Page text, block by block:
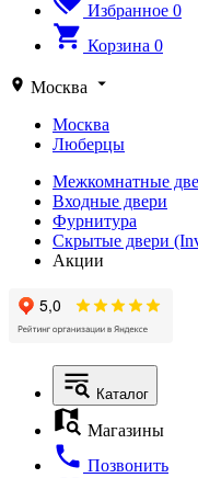
Избранное 0
Корзина 0
Москва
Москва
Люберцы
Межкомнатные
Входные двери
Фурнитура
Скрытые двери
Акции
Каталог
Магазины
Позвонить